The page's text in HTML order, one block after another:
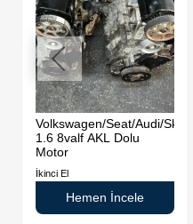
Volkswagen/Seat/Audi/Skoda
1.6 8valf AKL Dolu
Motor
İkinci El
Hemen İncele